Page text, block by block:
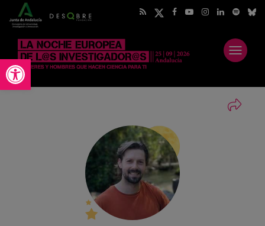
Abrir barra de herramientas
Abrir
menú